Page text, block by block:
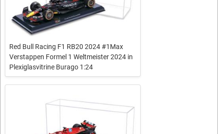
Red Bull Racing F1 RB20 2024 #1Max
Verstappen Formel 1 Weltmeister 2024 in
Plexiglasvitrine Burago 1:24